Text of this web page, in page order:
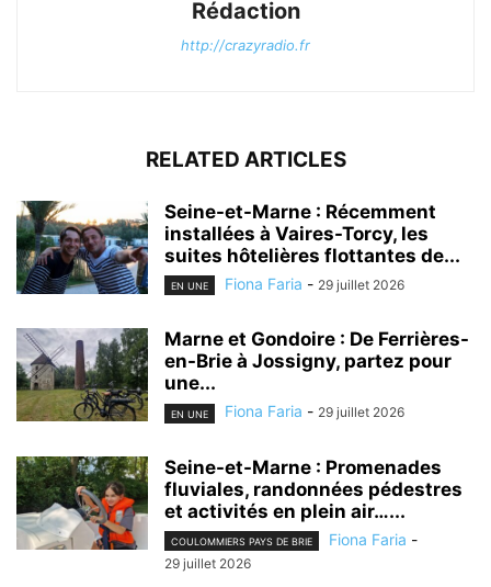
Rédaction
http://crazyradio.fr
RELATED ARTICLES
Seine-et-Marne : Récemment
installées à Vaires-Torcy, les
suites hôtelières flottantes de...
EN UNE Fiona Faria - 29 juillet 2026
Marne et Gondoire : De Ferrières-
en-Brie à Jossigny, partez pour
une...
EN UNE Fiona Faria - 29 juillet 2026
Seine-et-Marne : Promenades
fluviales, randonnées pédestres
et activités en plein air…...
COULOMMIERS PAYS DE BRIE Fiona Faria -
29 juillet 2026